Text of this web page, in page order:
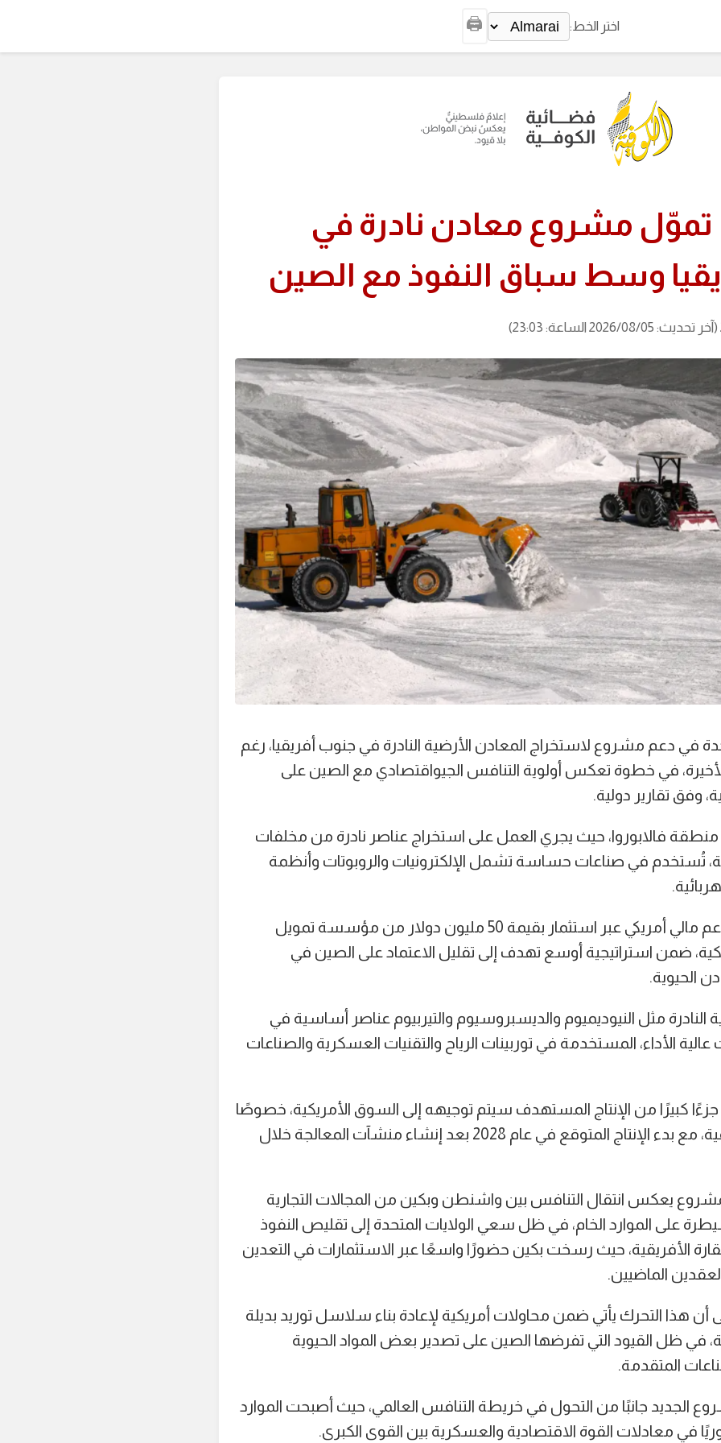
اختر الخط: 🖨️
مشروع معادن نادرة في
وسط سباق النفوذ مع الصين
في دعم مشروع لاستخراج المعادن الأرضية النادرة في جنوب أفريقيا، رغم
في خطوة تعكس أولوية التنافس الجيواقتصادي مع الصين على
وفق تقارير دولية.
فالابوروا، حيث يجري العمل على استخراج عناصر نادرة من مخلفات
تُستخدم في صناعات حساسة تشمل الإلكترونيات والروبوتات وأنظمة
ويحظى المشروع بدعم مالي أمريكي عبر استثمار بقيمة 50 مليون دولار من مؤسسة تمويل
ضمن استراتيجية أوسع تهدف إلى تقليل الاعتماد على الصين في
الحيوية.
النادرة مثل النيوديميوم والديسبروسيوم والتيربيوم عناصر أساسية في
الأداء، المستخدمة في توربينات الرياح والتقنيات العسكرية والصناعات
كبيرًا من الإنتاج المستهدف سيتم توجيهه إلى السوق الأمريكية، خصوصًا
للاستخدامات الدفاعية، مع بدء الإنتاج المتوقع في عام 2028 بعد إنشاء منشآت المعالجة خلال
يعكس انتقال التنافس بين واشنطن وبكين من المجالات التجارية
على الموارد الخام، في ظل سعي الولايات المتحدة إلى تقليص النفوذ
الأفريقية، حيث رسخت بكين حضورًا واسعًا عبر الاستثمارات في التعدين
الماضيين.
أن هذا التحرك يأتي ضمن محاولات أمريكية لإعادة بناء سلاسل توريد بديلة
في ظل القيود التي تفرضها الصين على تصدير بعض المواد الحيوية
المتقدمة.
الجديد جانبًا من التحول في خريطة التنافس العالمي، حيث أصبحت الموارد
في معادلات القوة الاقتصادية والعسكرية بين القوى الكبرى.